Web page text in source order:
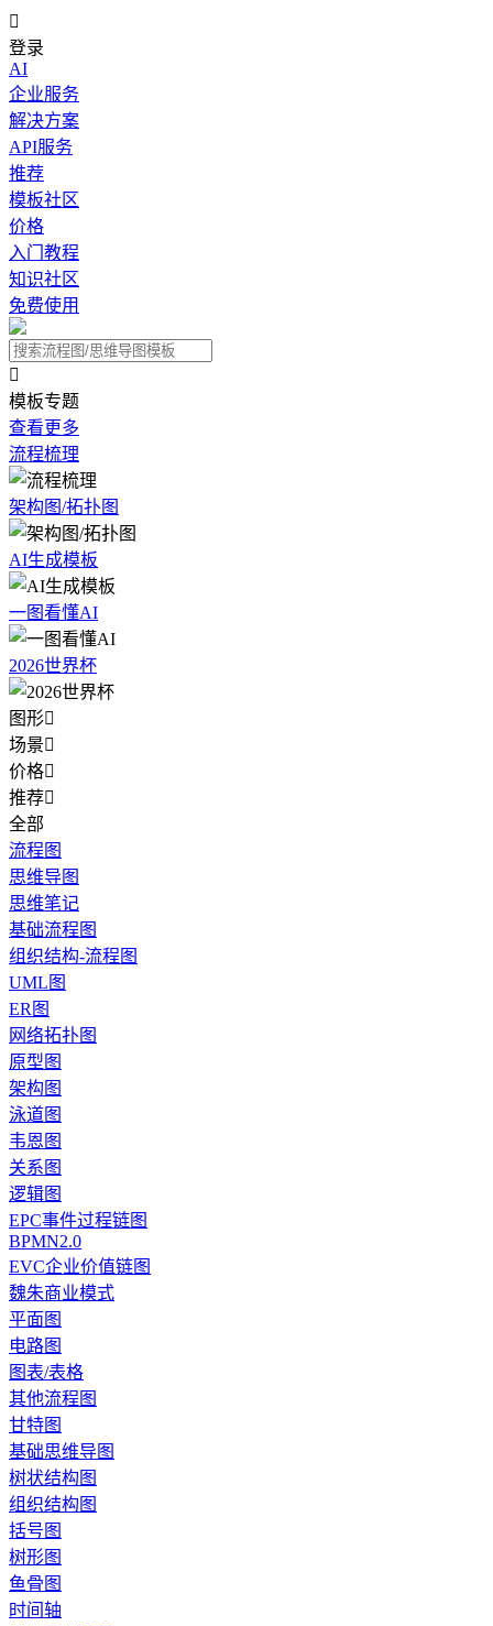

登录
AI
企业服务
解决方案
API服务
推荐
模板社区
价格
入门教程
知识社区
免费使用

模板专题
查看更多
流程梳理
架构图/拓扑图
AI生成模板
一图看懂AI
2026世界杯
图形
场景
价格
推荐
全部
流程图
思维导图
思维笔记
基础流程图
组织结构-流程图
UML图
ER图
网络拓扑图
原型图
架构图
泳道图
韦恩图
关系图
逻辑图
EPC事件过程链图
BPMN2.0
EVC企业价值链图
魏朱商业模式
平面图
电路图
图表/表格
其他流程图
甘特图
基础思维导图
树状结构图
组织结构图
括号图
树形图
鱼骨图
时间轴